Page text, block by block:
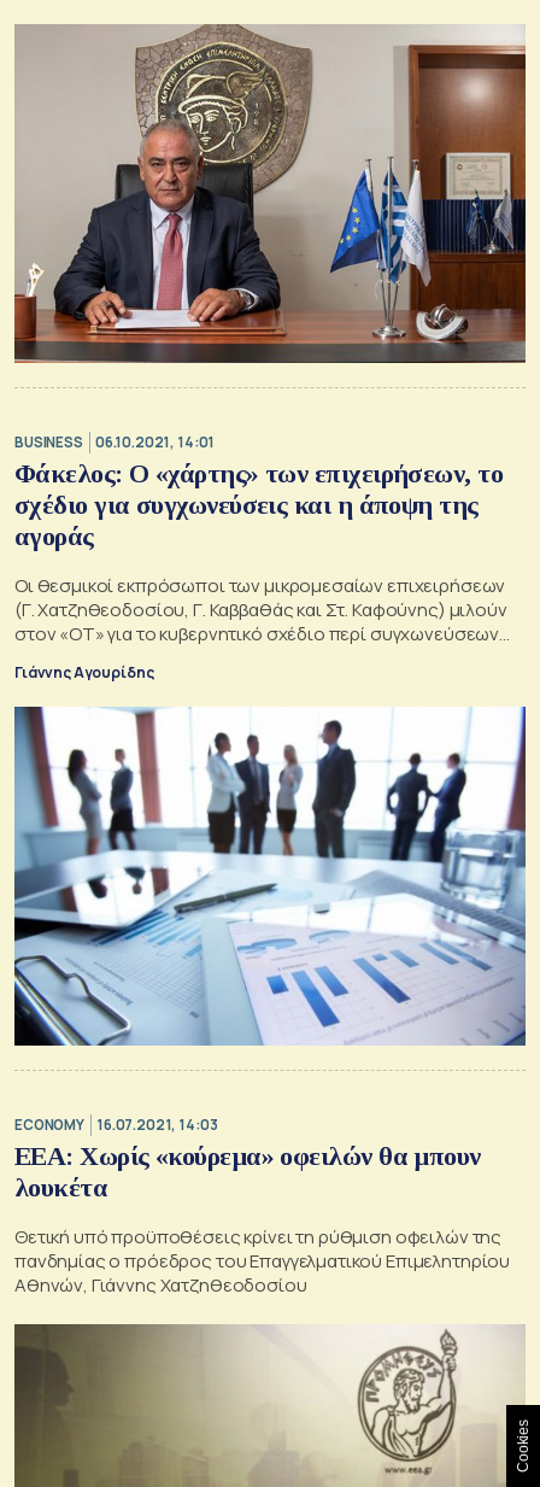
BUSINESS 06.10.2021, 14:01
Φάκελος: Ο «χάρτης» των επιχειρήσεων, το
σχέδιο για συγχωνεύσεις και η άποψη της
αγοράς
Οι θεσμικοί εκπρόσωποι των μικρομεσαίων επιχειρήσεων
(Γ. Χατζηθεοδοσίου, Γ. Καββαθάς και Στ. Καφούνης) μιλούν
στον «ΟΤ» για το κυβερνητικό σχέδιο περί συγχωνεύσεων
επιχειρήσεων και το Ταμείο Ανάκαμψης
Γιάννης Αγουρίδης
ECONOMY 16.07.2021, 14:03
ΕΕΑ: Χωρίς «κούρεμα» οφειλών θα μπουν
λουκέτα
Θετική υπό προϋποθέσεις κρίνει τη ρύθμιση οφειλών της
πανδημίας ο πρόεδρος του Επαγγελματικού Επιμελητηρίου
Αθηνών, Γιάννης Χατζηθεοδοσίου
Cookies